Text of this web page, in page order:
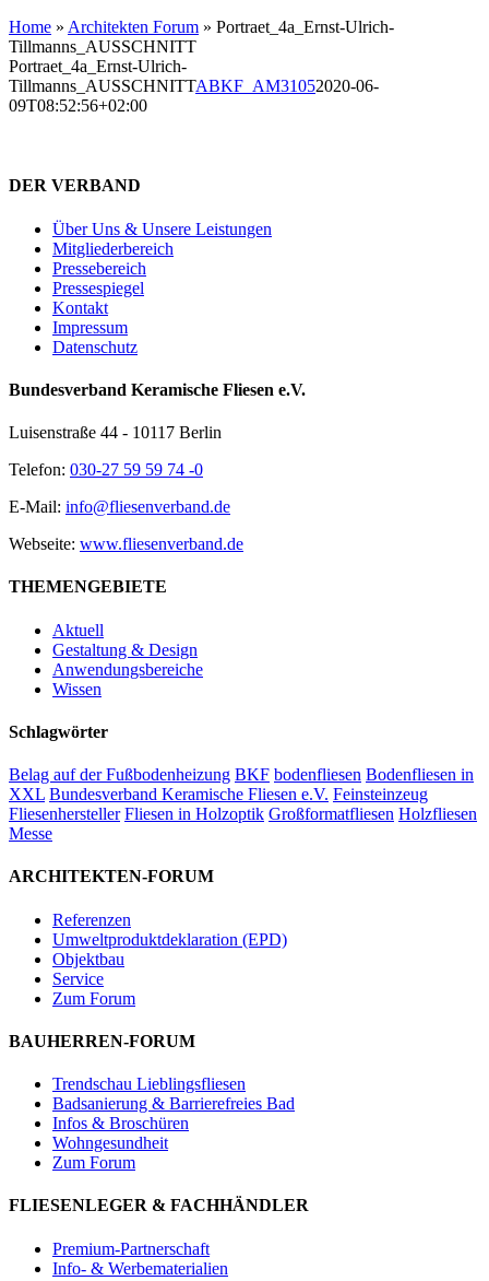
Home » Architekten Forum » Portraet_4a_Ernst-Ulrich-
Tillmanns_AUSSCHNITT
Portraet_4a_Ernst-Ulrich-
Tillmanns_AUSSCHNITTABKF_AM31052020-06-
09T08:52:56+02:00
DER VERBAND
Über Uns & Unsere Leistungen
Mitgliederbereich
Pressebereich
Pressespiegel
Kontakt
Impressum
Datenschutz
Bundesverband Keramische Fliesen e.V.
Luisenstraße 44 - 10117 Berlin
Telefon: 030-27 59 59 74 -0
E-Mail: info@fliesenverband.de
Webseite: www.fliesenverband.de
THEMENGEBIETE
Aktuell
Gestaltung & Design
Anwendungsbereiche
Wissen
Schlagwörter
Belag auf der Fußbodenheizung BKF bodenfliesen Bodenfliesen in
XXL Bundesverband Keramische Fliesen e.V. Feinsteinzeug
Fliesenhersteller Fliesen in Holzoptik Großformatfliesen Holzfliesen
Messe
ARCHITEKTEN-FORUM
Referenzen
Umweltproduktdeklaration (EPD)
Objektbau
Service
Zum Forum
BAUHERREN-FORUM
Trendschau Lieblingsfliesen
Badsanierung & Barrierefreies Bad
Infos & Broschüren
Wohngesundheit
Zum Forum
FLIESENLEGER & FACHHÄNDLER
Premium-Partnerschaft
Info- & Werbematerialien